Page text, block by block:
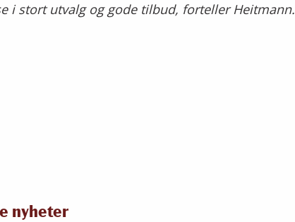
i stort utvalg og gode tilbud, forteller Heitmann.
nyheter